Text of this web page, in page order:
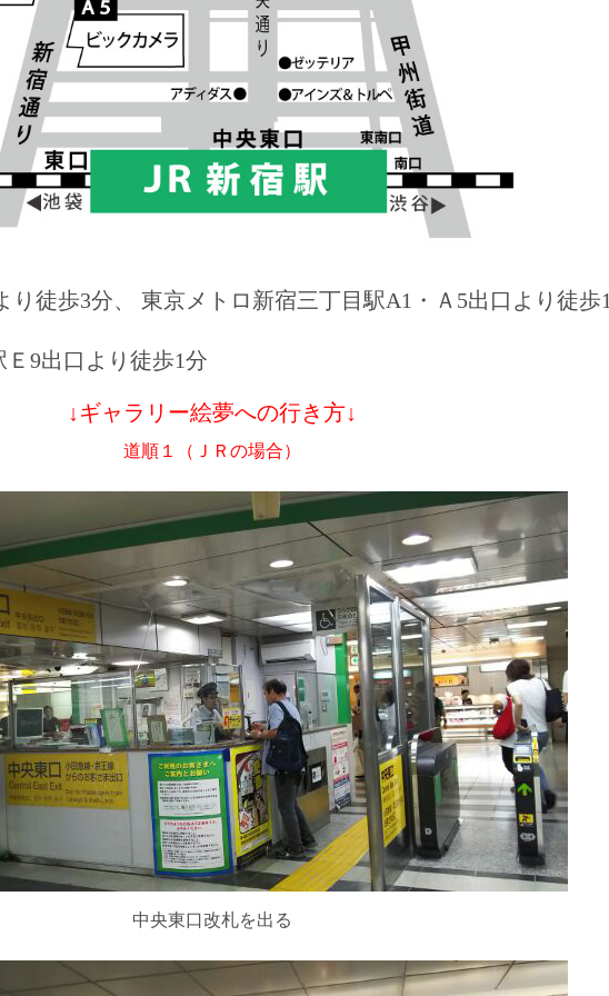
り徒歩3分、 東京メトロ新宿三丁目駅A1・Ａ5出口より徒歩1
9出口より徒歩1分
↓ギャラリー絵夢への行き方↓
道順１（ＪＲの場合）
中央東口改札を出る